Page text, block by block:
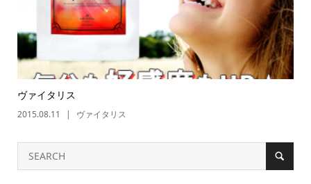
ヴァイタリス
2015.08.11 ヴァイタリス